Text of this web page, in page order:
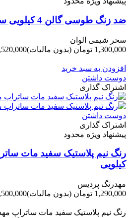
ضد زنگ طوسی گالن 4 کیلویی سحر شیمی الوان
سحر شیمی الوان
1,300,000 تومان
(بدون مالیات)1,520,000
افزودن به سبد خرید
دوست داشتن
اشتراک گذاری
دوست داشتن
اشتراک گذاری
پیشنهاد ویژه محدود
کیلویی
مهدرنگ پردیس
1,290,000 تومان
(بدون مالیات)1,500,000
رنگ نیم پلاستیک سفید مات ساتراپ